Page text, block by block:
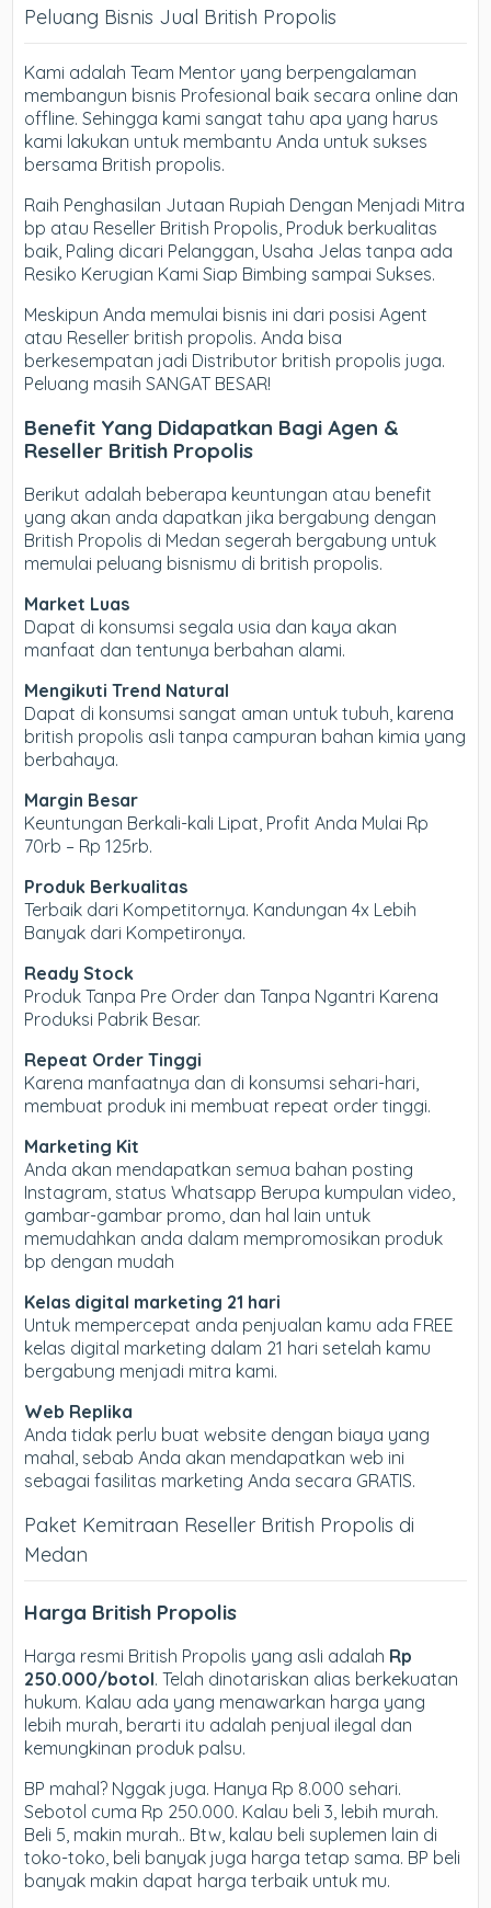
Peluang Bisnis Jual British Propolis
Kami adalah Team Mentor yang berpengalaman
membangun bisnis Profesional baik secara online dan
offline. Sehingga kami sangat tahu apa yang harus
kami lakukan untuk membantu Anda untuk sukses
bersama British propolis.
Raih Penghasilan Jutaan Rupiah Dengan Menjadi Mitra
bp atau Reseller British Propolis, Produk berkualitas
baik, Paling dicari Pelanggan, Usaha Jelas tanpa ada
Resiko Kerugian Kami Siap Bimbing sampai Sukses.
Meskipun Anda memulai bisnis ini dari posisi Agent
atau Reseller british propolis. Anda bisa
berkesempatan jadi Distributor british propolis juga.
Peluang masih SANGAT BESAR!
Benefit Yang Didapatkan Bagi Agen &
Reseller British Propolis
Berikut adalah beberapa keuntungan atau benefit
yang akan anda dapatkan jika bergabung dengan
British Propolis di Medan segerah bergabung untuk
memulai peluang bisnismu di british propolis.
Market Luas
Dapat di konsumsi segala usia dan kaya akan
manfaat dan tentunya berbahan alami.
Mengikuti Trend Natural
Dapat di konsumsi sangat aman untuk tubuh, karena
british propolis asli tanpa campuran bahan kimia yang
berbahaya.
Margin Besar
Keuntungan Berkali-kali Lipat, Profit Anda Mulai Rp
70rb – Rp 125rb.
Produk Berkualitas
Terbaik dari Kompetitornya. Kandungan 4x Lebih
Banyak dari Kompetironya.
Ready Stock
Produk Tanpa Pre Order dan Tanpa Ngantri Karena
Produksi Pabrik Besar.
Repeat Order Tinggi
Karena manfaatnya dan di konsumsi sehari-hari,
membuat produk ini membuat repeat order tinggi.
Marketing Kit
Anda akan mendapatkan semua bahan posting
Instagram, status Whatsapp Berupa kumpulan video,
gambar-gambar promo, dan hal lain untuk
memudahkan anda dalam mempromosikan produk
bp dengan mudah
Kelas digital marketing 21 hari
Untuk mempercepat anda penjualan kamu ada FREE
kelas digital marketing dalam 21 hari setelah kamu
bergabung menjadi mitra kami.
Web Replika
Anda tidak perlu buat website dengan biaya yang
mahal, sebab Anda akan mendapatkan web ini
sebagai fasilitas marketing Anda secara GRATIS.
Paket Kemitraan Reseller British Propolis di
Medan
Harga British Propolis
Harga resmi British Propolis yang asli adalah Rp
250.000/botol. Telah dinotariskan alias berkekuatan
hukum. Kalau ada yang menawarkan harga yang
lebih murah, berarti itu adalah penjual ilegal dan
kemungkinan produk palsu.
BP mahal? Nggak juga. Hanya Rp 8.000 sehari.
Sebotol cuma Rp 250.000. Kalau beli 3, lebih murah.
Beli 5, makin murah.. Btw, kalau beli suplemen lain di
toko-toko, beli banyak juga harga tetap sama. BP beli
banyak makin dapat harga terbaik untuk mu.